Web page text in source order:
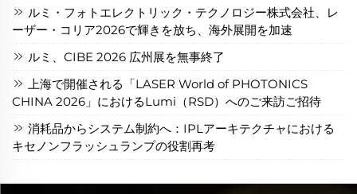
ルミ・フォトエレクトリック・テクノロジー株式会社、レ
ーザー・コリア2026で輝きを放ち、海外展開を加速
ルミ、CIBE 2026 広州展を無事終了
上海で開催される「LASER World of PHOTONICS
CHINA 2026」におけるLumi（RSD）へのご来訪ご招待
消耗品からシステム制約へ：IPLアーキテクチャにおける
キセノンフラッシュランプの役割再考